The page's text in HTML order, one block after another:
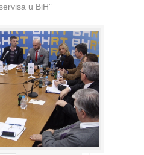
u BiH”